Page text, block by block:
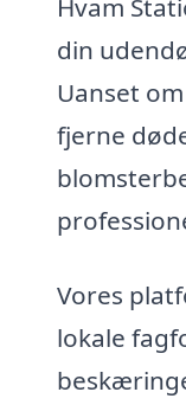
Hvam
din
Uanset
fjerne
Vores
lokale